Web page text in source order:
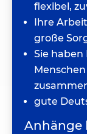
flexibel,
Ihre
große
Sie
gute
Anhänge